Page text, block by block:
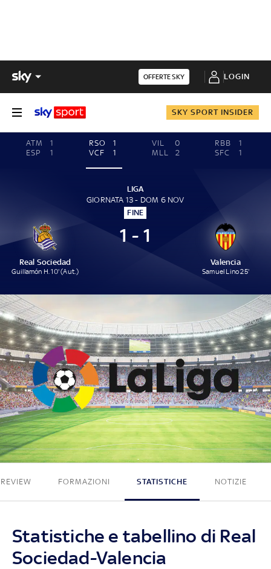
OFFERTE SKY LOGIN
SKY SPORT INSIDER
ATM
1
ESP
1
RSO
1
VCF
1
VIL
0
MLL
2
RBB
1
SFC
1
LIGA
GIORNATA 13 - DOM 6 NOV
FINE
Real Sociedad
Guillamón H. 10' (Aut.)
1 - 1
Valencia
Samuel Lino 25'
1 - 1
FORMAZIONI STATISTICHE NOTIZIE
Statistiche e tabellino di Real
Sociedad-Valencia